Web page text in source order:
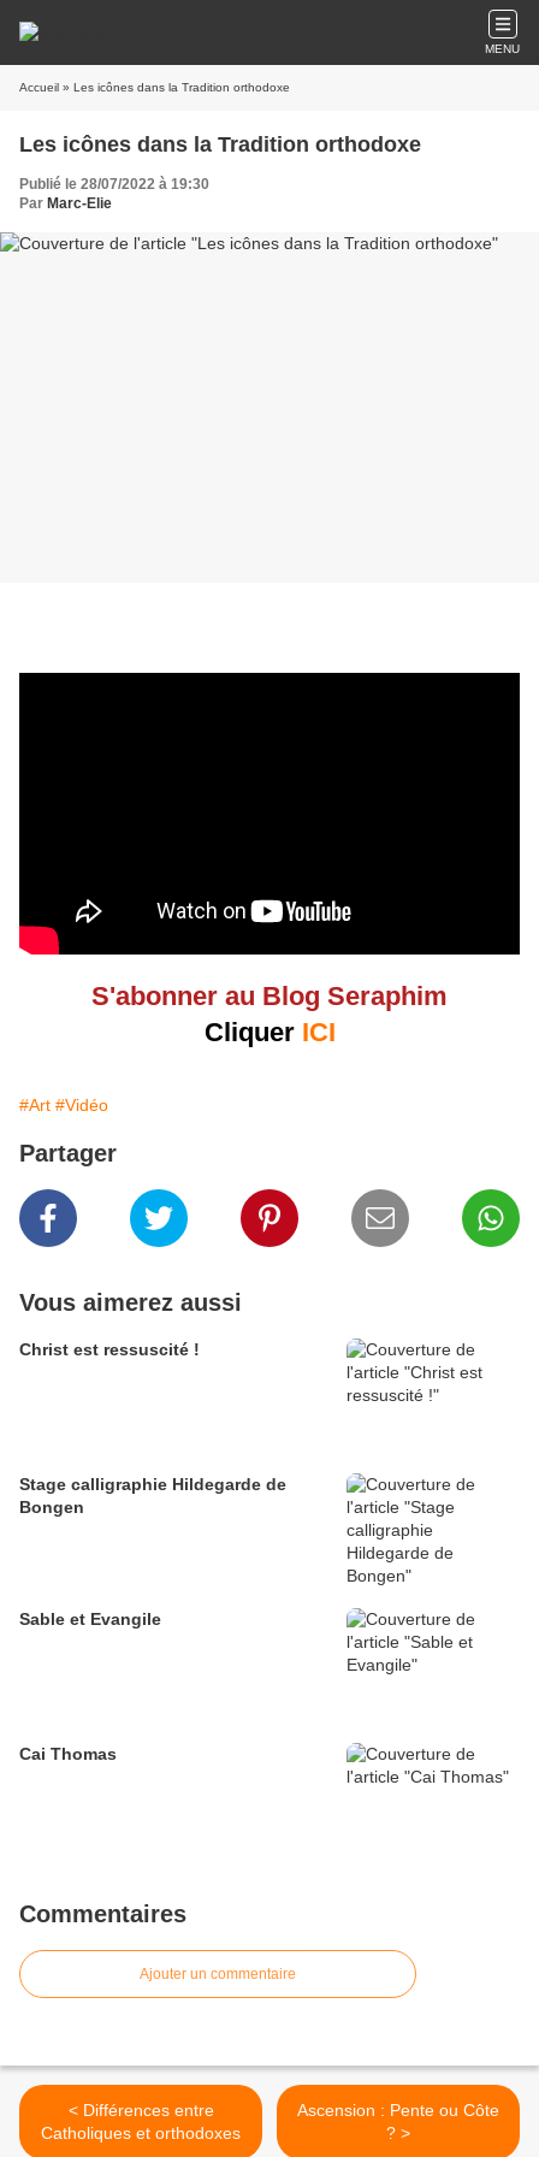
MENU
Accueil » Les icônes dans la Tradition orthodoxe
Les icônes dans la Tradition orthodoxe
Publié le 28/07/2022 à 19:30
Par Marc-Elie
S'abonner au Blog Seraphim
Cliquer ICI
#Art #Vidéo
Partager
Vous aimerez aussi
Christ est ressuscité !
Stage calligraphie Hildegarde de
Bongen
Sable et Evangile
Cai Thomas
Commentaires
Ajouter un commentaire
< Différences entre
Catholiques et orthodoxes
Ascension : Pente ou Côte
? >